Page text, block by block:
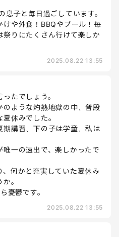
子と毎日過ごしています。
けや外食！BBQやプール！毎
祭りにたくさん行けて楽しか
2025.08.22 13:55
たでしょう。
のような灼熱地獄の中、普段
休みでした。
期講習、下の子は学童、私は
一の遠出で、楽しかったで
、何かと充実していた夏休み
。
憂鬱です。
2025.08.22 13:55